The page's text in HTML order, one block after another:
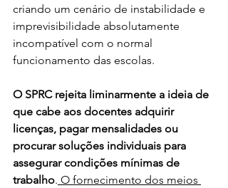
criando um cenário de instabilidade e
imprevisibilidade absolutamente
incompatível com o normal
funcionamento das escolas.
O SPRC rejeita liminarmente a ideia de
que cabe aos docentes adquirir
licenças, pagar mensalidades ou
procurar soluções individuais para
assegurar condições mínimas de
trabalho. O fornecimento dos meios